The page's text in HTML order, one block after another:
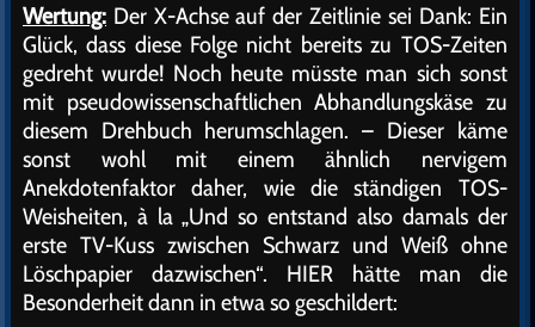
Wertung: Der X-Achse auf der Zeitlinie sei Dank: Ein
Glück, dass diese Folge nicht bereits zu TOS-Zeiten
gedreht wurde! Noch heute müsste man sich sonst
mit pseudowissenschaftlichen Abhandlungskäse zu
diesem Drehbuch herumschlagen. – Dieser käme
sonst wohl mit einem ähnlich nervigem
Anekdotenfaktor daher, wie die ständigen TOS-
Weisheiten, à la „Und so entstand also damals der
erste TV-Kuss zwischen Schwarz und Weiß ohne
Löschpapier dazwischen“. HIER hätte man die
Besonderheit dann in etwa so geschildert: